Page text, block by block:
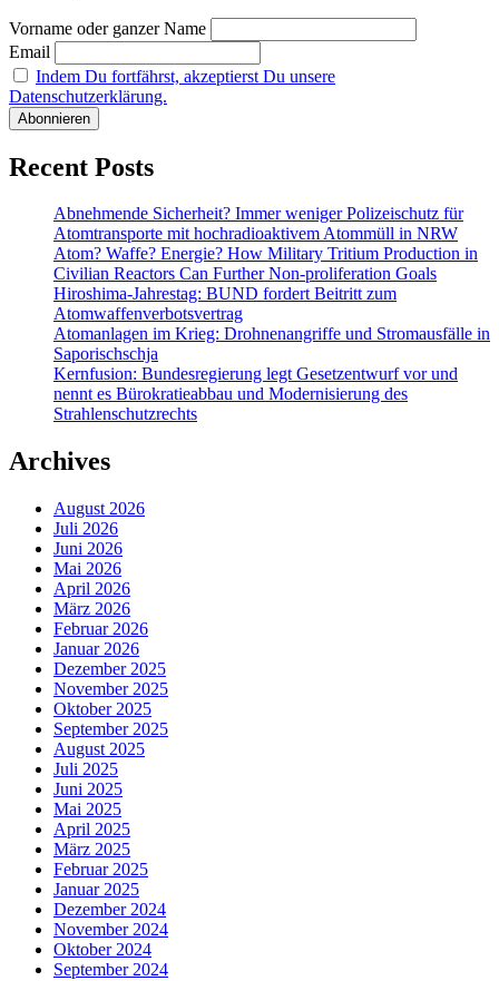
Vorname oder ganzer Name
Email
Indem Du fortfährst, akzeptierst Du unsere
Datenschutzerklärung.
Recent Posts
Abnehmende Sicherheit? Immer weniger Polizeischutz für
Atomtransporte mit hochradioaktivem Atommüll in NRW
Atom? Waffe? Energie? How Military Tritium Production in
Civilian Reactors Can Further Non-proliferation Goals
Hiroshima-Jahrestag: BUND fordert Beitritt zum
Atomwaffenverbotsvertrag
Atomanlagen im Krieg: Drohnenangriffe und Stromausfälle in
Saporischschja
Kernfusion: Bundesregierung legt Gesetzentwurf vor und
nennt es Bürokratieabbau und Modernisierung des
Strahlenschutzrechts
Archives
August 2026
Juli 2026
Juni 2026
Mai 2026
April 2026
März 2026
Februar 2026
Januar 2026
Dezember 2025
November 2025
Oktober 2025
September 2025
August 2025
Juli 2025
Juni 2025
Mai 2025
April 2025
März 2025
Februar 2025
Januar 2025
Dezember 2024
November 2024
Oktober 2024
September 2024